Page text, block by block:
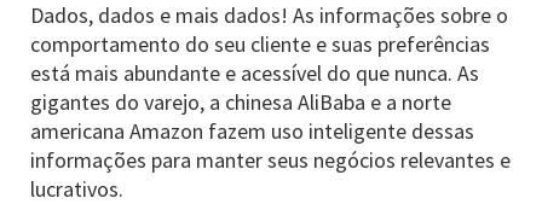
Dados, dados e mais dados! As informações sobre o
comportamento do seu cliente e suas preferências
está mais abundante e acessível do que nunca. As
gigantes do varejo, a chinesa AliBaba e a norte
americana Amazon fazem uso inteligente dessas
informações para manter seus negócios relevantes e
lucrativos.